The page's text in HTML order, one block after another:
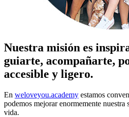
Nuestra misión es
guiarte, acompañarte,
accesible y ligero.
En weloveyou.academy estamos
podemos mejorar enormemente nuestra
vida.